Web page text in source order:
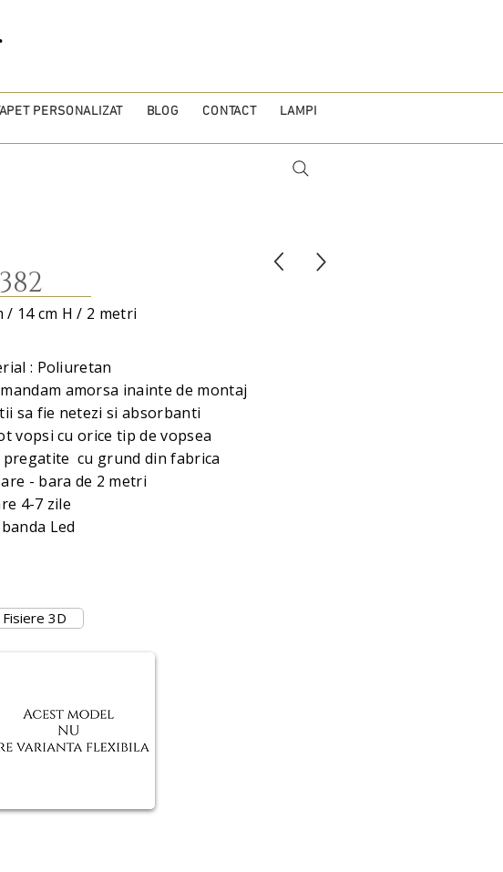
PERSONALIZAT BLOG CONTACT LAMPI
/ 14 cm H / 2 metri
: Poliuretan
amorsa inainte de montaj
sa fie netezi si absorbanti
vopsi cu orice tip de vopsea
pregatite cu grund din fabrica
- bara de 2 metri
4-7 zile
Led
Fisiere 3D